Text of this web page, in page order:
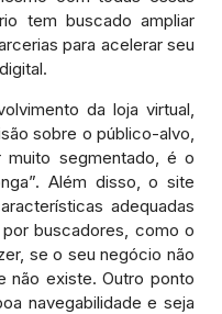
tem buscado ampliar
para acelerar seu
da loja virtual,
sobre o público-alvo,
segmentado, é o
Além disso, o site
adequadas
buscadores, como o
se o seu negócio não
não existe. Outro ponto
navegabilidade e seja